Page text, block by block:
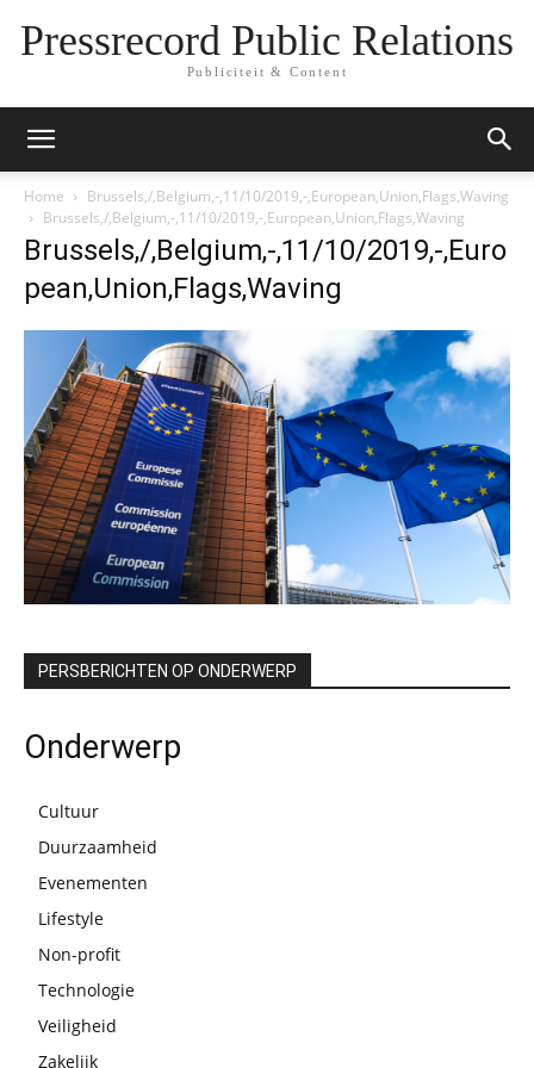
Pressrecord Public Relations
Publiciteit & Content
Home
Brussels,/,Belgium,-,11/10/2019,-,European,Union,Flags,Waving
Brussels,/,Belgium,-,11/10/2019,-,European,Union,Flags,Waving
Brussels,/,Belgium,-,11/10/2019,-,Euro
pean,Union,Flags,Waving
PERSBERICHTEN OP ONDERWERP
Onderwerp
Cultuur
Duurzaamheid
Evenementen
Lifestyle
Non-profit
Technologie
Veiligheid
Zakelijk